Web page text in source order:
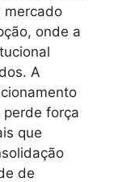
mercado
onde a
A
força
que
de